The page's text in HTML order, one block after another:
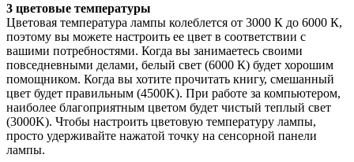
3 цветовые температуры
Цветовая температура лампы колеблется от 3000 К до 6000 К,
поэтому вы можете настроить ее цвет в соответствии с
вашими потребностями. Когда вы занимаетесь своими
повседневными делами, белый свет (6000 К) будет хорошим
помощником. Когда вы хотите прочитать книгу, смешанный
цвет будет правильным (4500K). При работе за компьютером,
наиболее благоприятным цветом будет чистый теплый свет
(3000K). Чтобы настроить цветовую температуру лампы,
просто удерживайте нажатой точку на сенсорной панели
лампы.